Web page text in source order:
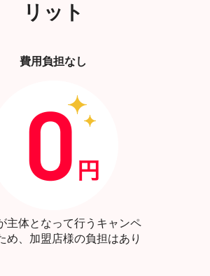
リット
費用負担なし
主体となって行うキャンペ
め、加盟店様の負担はあり